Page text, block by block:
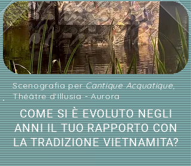
Scenografia perCantique Acquatique,
Théâtre d'Illusia - Aurora
COME SI È EVOLUTO NEGLI
ANNI IL TUO RAPPORTO CON
LA TRADIZIONE VIETNAMITA?